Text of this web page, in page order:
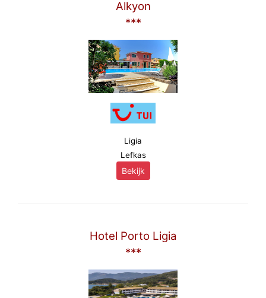
Alkyon
***
Ligia
Lefkas
Bekijk
Hotel Porto Ligia
***